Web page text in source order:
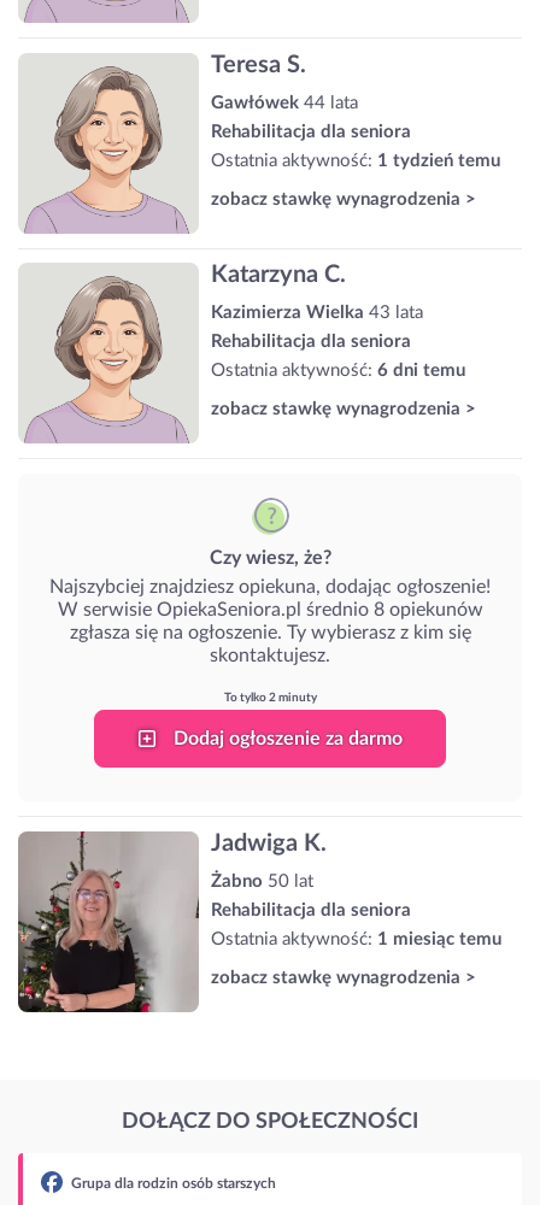
Teresa S.
Gawłówek 44 lata
Rehabilitacja dla seniora
Ostatnia aktywność: 1 tydzień temu
zobacz stawkę wynagrodzenia >
Katarzyna C.
Kazimierza Wielka 43 lata
Rehabilitacja dla seniora
Ostatnia aktywność: 6 dni temu
zobacz stawkę wynagrodzenia >
Czy wiesz, że?
Najszybciej znajdziesz opiekuna, dodając ogłoszenie!
W serwisie OpiekaSeniora.pl średnio 8 opiekunów
zgłasza się na ogłoszenie. Ty wybierasz z kim się
skontaktujesz.
To tylko 2 minuty
Dodaj ogłoszenie za darmo
Jadwiga K.
Żabno 50 lat
Rehabilitacja dla seniora
Ostatnia aktywność: 1 miesiąc temu
zobacz stawkę wynagrodzenia >
DOŁĄCZ DO SPOŁECZNOŚCI